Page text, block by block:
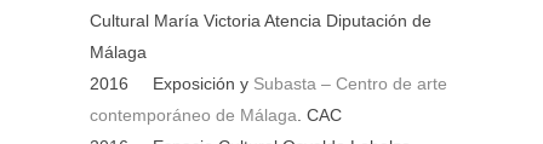
Cultural María Victoria Atencia Diputación de
Málaga
2016 Exposición y Subasta – Centro de arte
contemporáneo de Málaga . CAC